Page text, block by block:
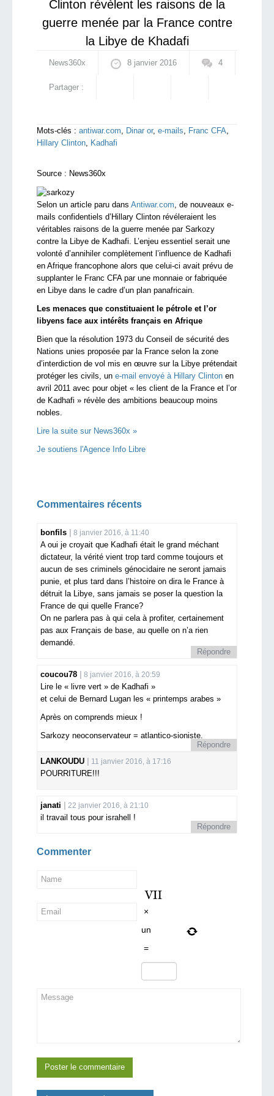
Clinton révèlent les raisons de la
guerre menée par la France contre
la Libye de Khadafi
News360x 8 janvier 2016 4
Partager :
Mots-clés : antiwar.com, Dinar or, e-mails, Franc CFA,
Hillary Clinton, Kadhafi
Source : News360x
Selon un article paru dans Antiwar.com , de nouveaux e-
mails confidentiels d’Hillary Clinton révéleraient les
véritables raisons de la guerre menée par Sarkozy
contre la Libye de Kadhafi. L’enjeu essentiel serait une
volonté d’annihiler complètement l’influence de Kadhafi
en Afrique francophone alors que celui-ci avait prévu de
supplanter le Franc CFA par une monnaie or fabriquée
en Libye dans le cadre d’un plan panafricain.
Les menaces que constituaient le pétrole et l’or
libyens face aux intérêts français en Afrique
Bien que la résolution 1973 du Conseil de sécurité des
Nations unies proposée par la France selon la zone
d’interdiction de vol mis en œuvre sur la Libye prétendait
protéger les civils, un e-mail envoyé à Hillary Clinton en
avril 2011 avec pour objet « les client de la France et l’or
de Kadhafi » révèle des ambitions beaucoup moins
nobles.
Lire la suite sur News360x »
Je soutiens l'Agence Info Libre
Commentaires récents
bonfils 8 janvier 2016, à 11:40
A oui je croyait que Kadhafi était le grand méchant
dictateur, la vérité vient trop tard comme toujours et
aucun de ses criminels génocidaire ne seront jamais
punie, et plus tard dans l’histoire on dira le France à
détruit la Libye, sans jamais se poser la question la
France de qui quelle France?
On ne parlera pas à qui cela à profiter, certainement
pas aux Français de base, au quelle on n’a rien
demandé.
Répondre
coucou78 8 janvier 2016, à 20:59
Lire le « livre vert » de Kadhafi »
et celui de Bernard Lugan les « printemps arabes »
Après on comprends mieux !
Sarkozy neoconservateur = atlantico-sioniste.
Répondre
LANKOUDU
11 janvier 2016, à 17:16
POURRITURE!!!
janati 22 janvier 2016, à 21:10
il travail tous pour israhell !
Répondre
Commenter
×
un
=